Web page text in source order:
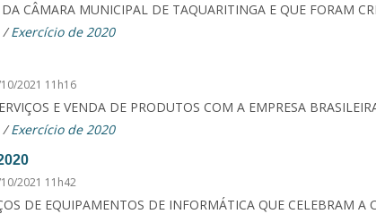
CÂMARA MUNICIPAL DE TAQUARITINGA E QUE FORAM
/Exercício de 2020
2021 11h16
E VENDA DE PRODUTOS COM A EMPRESA
/Exercício de 2020
2021 11h42
DE EQUIPAMENTOS DE INFORMÁTICA QUE CELEBRAM